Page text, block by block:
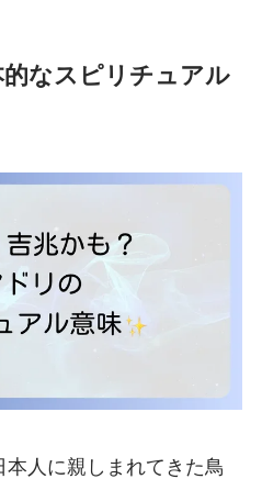
なスピリチュアル
人に親しまれてきた鳥